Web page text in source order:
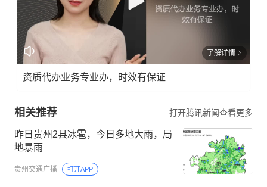
了解详情
资质代办业务专业办，时效有保证
相关推荐 打开腾讯新闻查看更多
昨日贵州2县冰雹，今日多地大雨，局
地暴雨
贵州交通广播 打开APP